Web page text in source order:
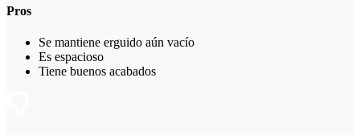
Pros
Se mantiene erguido aún vacío
Es espacioso
Tiene buenos acabados